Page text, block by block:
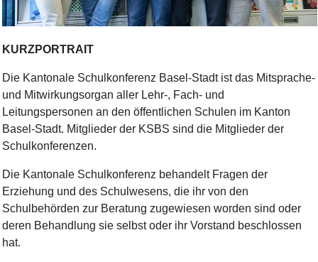
KURZPORTRAIT
Die Kantonale Schulkonferenz Basel-Stadt ist das Mitsprache-
und Mitwirkungsorgan aller Lehr-, Fach- und
Leitungspersonen an den öffentlichen Schulen im Kanton
Basel-Stadt. Mitglieder der KSBS sind die Mitglieder der
Schulkonferenzen.
Die Kantonale Schulkonferenz behandelt Fragen der
Erziehung und des Schulwesens, die ihr von den
Schulbehörden zur Beratung zugewiesen worden sind oder
deren Behandlung sie selbst oder ihr Vorstand beschlossen
hat.